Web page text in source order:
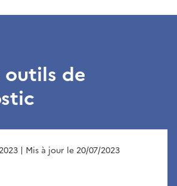
de
| Mis à jour le 20/07/2023